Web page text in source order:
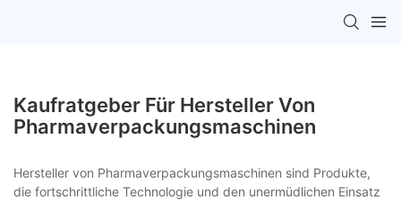
Kaufratgeber Für Hersteller Von
Pharmaverpackungsmaschinen
Hersteller von Pharmaverpackungsmaschinen sind Produkte,
die fortschrittliche Technologie und den unermüdlichen Einsatz